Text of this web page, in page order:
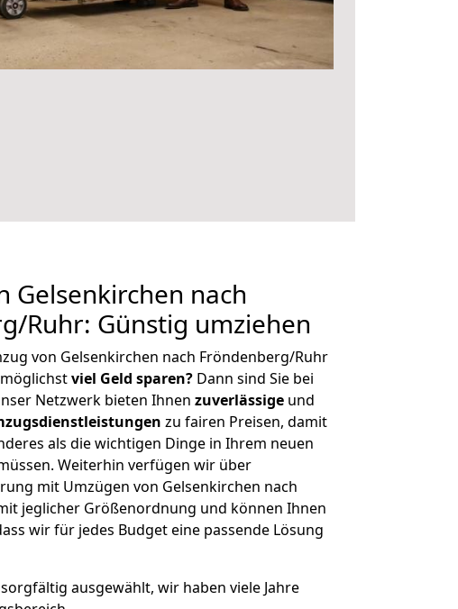
Gelsenkirchen nach
Ruhr: Günstig umziehen
von Gelsenkirchen nach Fröndenberg/Ruhr
viel Geld sparen? Dann sind Sie bei
Netzwerk bieten Ihnen zuverlässige und
zu fairen Preisen, damit
als die wichtigen Dinge in Ihrem neuen
Weiterhin verfügen wir über
mit Umzügen von Gelsenkirchen nach
jeglicher Größenordnung und können Ihnen
wir für jedes Budget eine passende Lösung
ausgewählt, wir haben viele Jahre